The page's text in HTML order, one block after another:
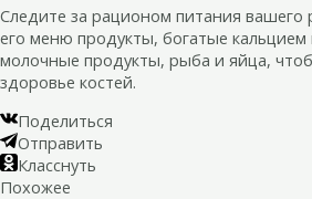
Следите за рационом питания вашего
его меню продукты, богатые
молочные продукты, рыба и яйца,
здоровье костей.
Поделиться
Отправить
Класснуть
Похожее